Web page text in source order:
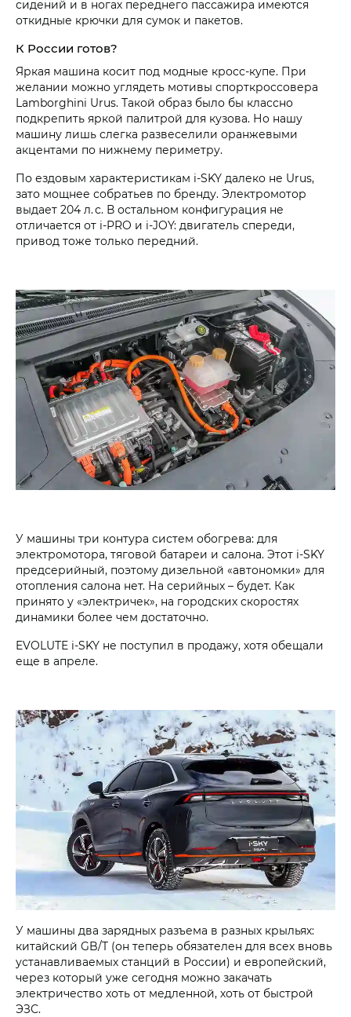
сидений и в ногах переднего пассажира имеются
откидные крючки для сумок и пакетов.
К России готов?
Яркая машина косит под модные кросс-купе. При
желании можно углядеть мотивы спорткроссовера
Lamborghini Urus. Такой образ было бы классно
подкрепить яркой палитрой для кузова. Но нашу
машину лишь слегка развеселили оранжевыми
акцентами по нижнему периметру.
По ездовым характеристикам i‑SKY далеко не Urus,
зато мощнее собратьев по бренду. Электромотор
выдает 204 л. с. В остальном конфигурация не
отличается от i‑PRO и i‑JOY: двигатель спереди,
привод тоже только передний.
У машины три контура систем обогрева: для
электромотора, тяговой батареи и салона. Этот i‑SKY
предсерийный, поэтому дизельной «автономки» для
отопления салона нет. На серийных – будет. Как
принято у «электричек», на городских скоростях
динамики более чем достаточно.
EVOLUTE i‑SKY не поступил в продажу, хотя обещали
еще в апреле.
У машины два зарядных разъема в разных крыльях:
китайский GB/T (он теперь обязателен для всех вновь
устанавливаемых станций в России) и европейский,
через который уже сегодня можно закачать
электричество хоть от медленной, хоть от быстрой
ЭЗС.